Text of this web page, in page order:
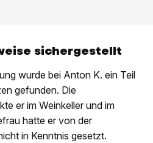
sichergestellt
wurde bei Anton K. ein Teil
gefunden. Die
er im Weinkeller und im
hatte er von der
in Kenntnis gesetzt.